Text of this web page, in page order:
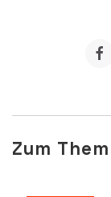
Zum
Die
nach
von